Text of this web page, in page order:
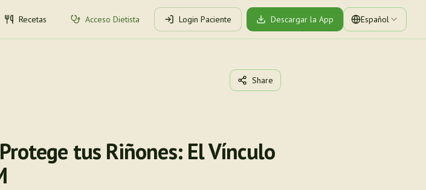
Recetas Acceso Dietista Login Paciente Descargar la App Español
Share
tus Riñones: El Vínculo